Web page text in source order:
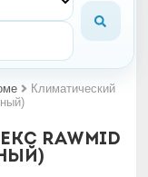
Климатический
RAWMID